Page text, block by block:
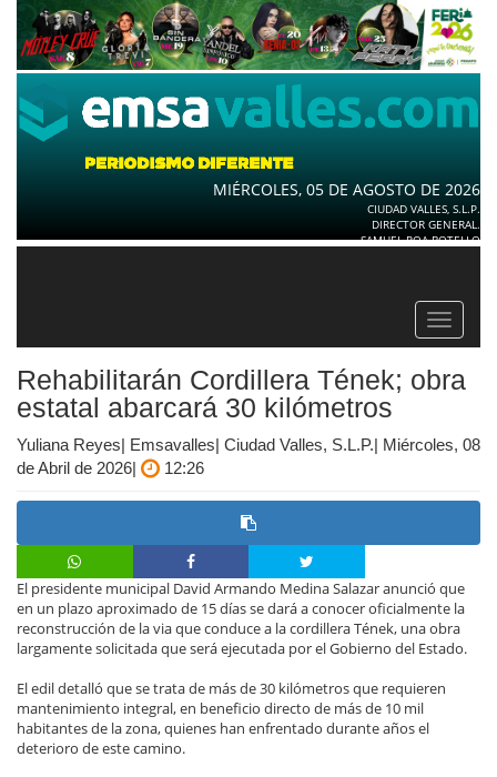
MIÉRCOLES, 05 DE AGOSTO DE 2026
CIUDAD VALLES, S.L.P.
DIRECTOR GENERAL.
SAMUEL ROA BOTELLO
Toggle
Rehabilitarán Cordillera Tének; obra
estatal abarcará 30 kilómetros
Yuliana Reyes| Emsavalles| Ciudad Valles, S.L.P.| Miércoles, 08
de Abril de 2026|
12:26
El presidente municipal David Armando Medina Salazar anunció que
en un plazo aproximado de 15 días se dará a conocer oficialmente la
reconstrucción de la via que conduce a la cordillera Tének, una obra
largamente solicitada que será ejecutada por el Gobierno del Estado.
El edil detalló que se trata de más de 30 kilómetros que requieren
mantenimiento integral, en beneficio directo de más de 10 mil
habitantes de la zona, quienes han enfrentado durante años el
deterioro de este camino.